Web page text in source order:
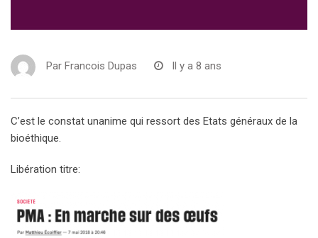
Par Francois Dupas Il y a 8 ans
C’est le constat unanime qui ressort des Etats généraux de la
bioéthique.
Libération titre: